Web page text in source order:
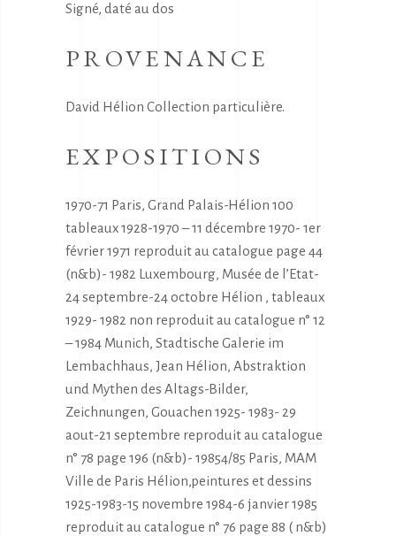
Signé, daté au dos
PROVENANCE
David Hélion Collection particulière.
EXPOSITIONS
1970-71 Paris, Grand Palais-Hélion 100
tableaux 1928-1970 – 11 décembre 1970- 1er
février 1971 reproduit au catalogue page 44
(n&b)- 1982 Luxembourg, Musée de l’Etat-
24 septembre-24 octobre Hélion , tableaux
1929- 1982 non reproduit au catalogue n° 12
– 1984 Munich, Stadtische Galerie im
Lembachhaus, Jean Hélion, Abstraktion
und Mythen des Altags-Bilder,
Zeichnungen, Gouachen 1925- 1983- 29
aout-21 septembre reproduit au catalogue
n° 78 page 196 (n&b)- 19854/85 Paris, MAM
Ville de Paris Hélion,peintures et dessins
1925-1983-15 novembre 1984-6 janvier 1985
reproduit au catalogue n° 76 page 88 ( n&b)